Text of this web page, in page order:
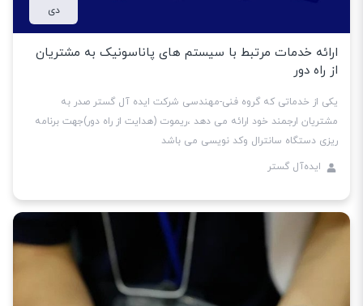
دی
ارائه خدمات مرتبط با سیستم های پاناسونیک به مشتریان
از راه دور
یکی از خدماتی که گروه فنی-مهندسی شرکت ایده آل گستر صدر به
مشتریان ارجمند خود ارائه می دهد ،ریموت (هدایت از راه دور)جهت برنامه
ریزی دستگاه سانترال وکد نویسی می باشد
ایده‌آل گستر